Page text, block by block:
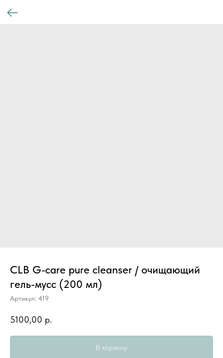
CLB G-care pure cleanser / очищающий
гель-мусс (200 мл)
Артикул: 419
5100,00 р.
В корзину